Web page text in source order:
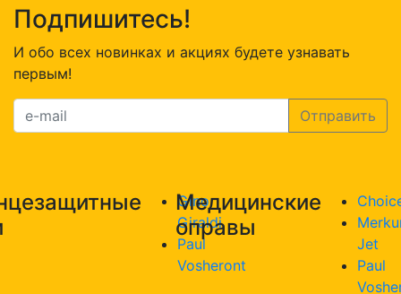
Очки
солнцезащитные
Giraldi
201
с.1
Подпишитесь!
И обо всех новинках и акциях будете узнавать
первым!
Gino
Giraldi
Paul
Vosheront
Медицинские
оправы
Jet
Paul